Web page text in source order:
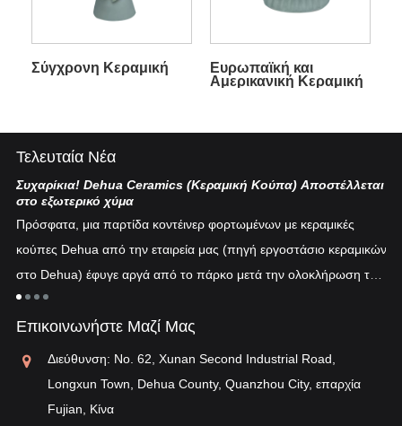
Σύγχρονη Κεραμική
Ευρωπαϊκή και
Αμερικανική Κεραμική
Τελευταία Νέα
Συχαρίκια! Dehua Ceramics (Κεραμική Κούπα) Αποστέλλεται
στο εξωτερικό χύμα
Πρόσφατα, μια παρτίδα κοντέινερ φορτωμένων με κεραμικές
κούπες Dehua από την εταιρεία μας (πηγή εργοστάσιο κεραμικών
στο Dehua) έφυγε αργά από το πάρκο μετά την ολοκλήρωση του
εκτελωνισμού...
Επικοινωνήστε Μαζί Μας
Διεύθυνση: No. 62, Xunan Second Industrial Road,
Longxun Town, Dehua County, Quanzhou City, επαρχία
Fujian, Κίνα